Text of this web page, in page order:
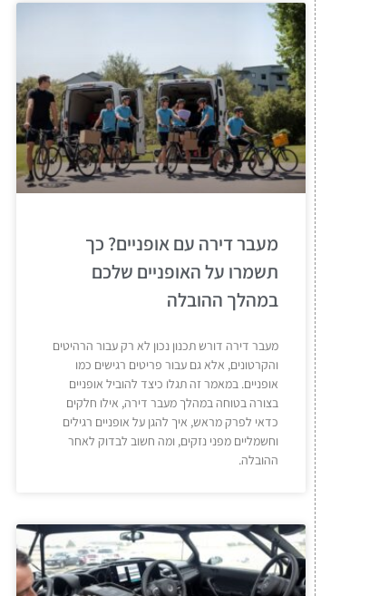
מעבר דירה עם אופניים? כך
תשמרו על האופניים שלכם
במהלך ההובלה
מעבר דירה דורש תכנון נכון לא רק עבור הרהיטים
והקרטונים, אלא גם עבור פריטים רגישים כמו
אופניים. במאמר זה תגלו כיצד להוביל אופניים
בצורה בטוחה במהלך מעבר דירה, אילו חלקים
כדאי לפרק מראש, איך להגן על אופניים רגילים
וחשמליים מפני נזקים, ומה חשוב לבדוק לאחר
ההובלה.